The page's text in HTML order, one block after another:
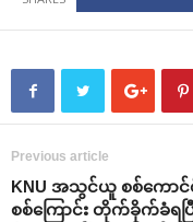
Previous article
KNU အသွင်ယူ စစ်ကောင်
စစ်ကြောင်း တိုက်ခိုက်ခံရပြီ